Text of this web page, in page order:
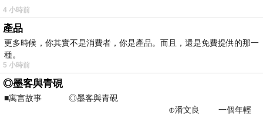
4 小時前
產品
更多時候，你其實不是消費者，你是產品。而且，還是免費提供的那一
種。
5 小時前
◎墨客與青硯
■寓言故事 ◎墨客與青硯
⊕潘文良 一個年輕